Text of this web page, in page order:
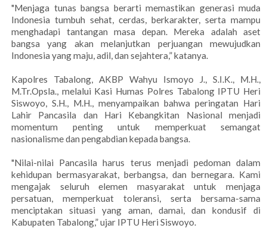
"Menjaga tunas bangsa berarti memastikan generasi muda
Indonesia tumbuh sehat, cerdas, berkarakter, serta mampu
menghadapi tantangan masa depan. Mereka adalah aset
bangsa yang akan melanjutkan perjuangan mewujudkan
Indonesia yang maju, adil, dan sejahtera,” katanya.
Kapolres Tabalong, AKBP Wahyu Ismoyo J., S.I.K., M.H.,
M.Tr.Opsla., melalui Kasi Humas Polres Tabalong IPTU Heri
Siswoyo, S.H., M.H., menyampaikan bahwa peringatan Hari
Lahir Pancasila dan Hari Kebangkitan Nasional menjadi
momentum penting untuk memperkuat semangat
nasionalisme dan pengabdian kepada bangsa.
"Nilai-nilai Pancasila harus terus menjadi pedoman dalam
kehidupan bermasyarakat, berbangsa, dan bernegara. Kami
mengajak seluruh elemen masyarakat untuk menjaga
persatuan, memperkuat toleransi, serta bersama-sama
menciptakan situasi yang aman, damai, dan kondusif di
Kabupaten Tabalong,” ujar IPTU Heri Siswoyo.